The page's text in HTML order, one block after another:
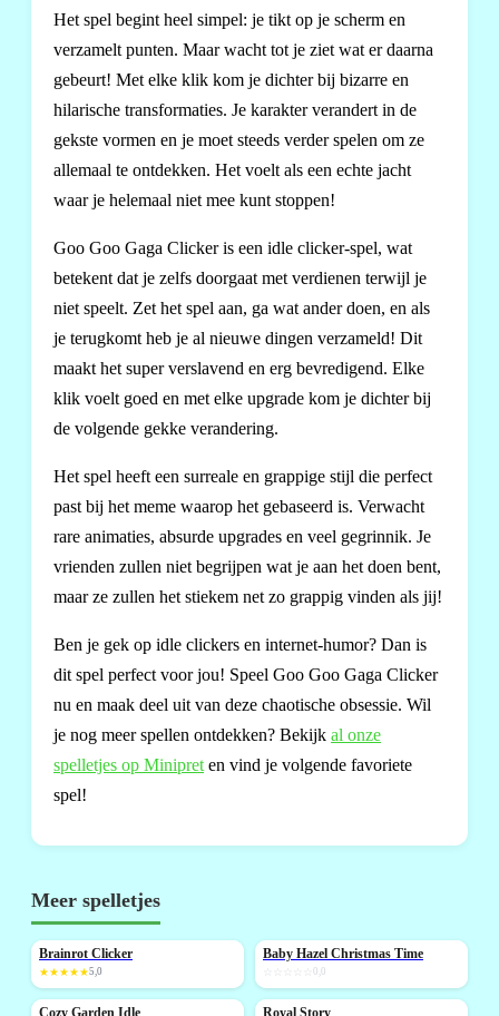
Het spel begint heel simpel: je tikt op je scherm en
verzamelt punten. Maar wacht tot je ziet wat er daarna
gebeurt! Met elke klik kom je dichter bij bizarre en
hilarische transformaties. Je karakter verandert in de
gekste vormen en je moet steeds verder spelen om ze
allemaal te ontdekken. Het voelt als een echte jacht
waar je helemaal niet mee kunt stoppen!
Goo Goo Gaga Clicker is een idle clicker-spel, wat
betekent dat je zelfs doorgaat met verdienen terwijl je
niet speelt. Zet het spel aan, ga wat ander doen, en als
je terugkomt heb je al nieuwe dingen verzameld! Dit
maakt het super verslavend en erg bevredigend. Elke
klik voelt goed en met elke upgrade kom je dichter bij
de volgende gekke verandering.
Het spel heeft een surreale en grappige stijl die perfect
past bij het meme waarop het gebaseerd is. Verwacht
rare animaties, absurde upgrades en veel gegrinnik. Je
vrienden zullen niet begrijpen wat je aan het doen bent,
maar ze zullen het stiekem net zo grappig vinden als jij!
Ben je gek op idle clickers en internet-humor? Dan is
dit spel perfect voor jou! Speel Goo Goo Gaga Clicker
nu en maak deel uit van deze chaotische obsessie. Wil
je nog meer spellen ontdekken? Bekijk al onze
spelletjes op Minipret en vind je volgende favoriete
spel!
Meer spelletjes
NIEUW
Brainrot Clicker
★★★★★5,0
NIEUW
Baby Hazel Christmas Time
0,0
Cozy Garden Idle Royal Story